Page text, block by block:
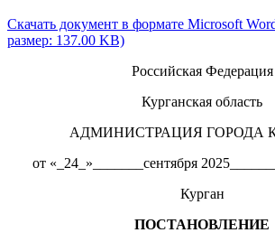
Скачать документ в формате Microsoft
размер: 137.00 KB)
Российская Федерация
Курганская область
АДМИНИСТРАЦИЯ ГОРОДА
от «_24_»_______сентября
Курган
ПОСТАНОВЛЕНИЕ